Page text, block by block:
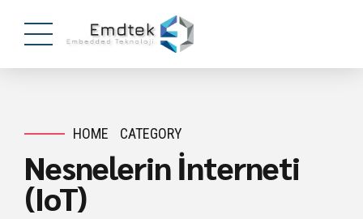
HOME CATEGORY
Nesnelerin İnterneti
(IoT)